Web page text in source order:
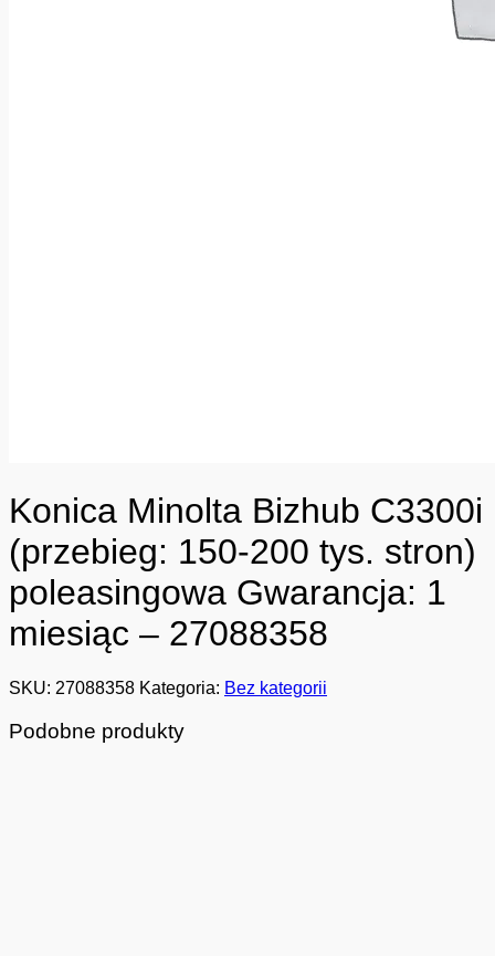
Konica Minolta Bizhub C3300i
(przebieg: 150-200 tys. stron)
poleasingowa Gwarancja: 1
miesiąc – 27088358
SKU: 27088358 Kategoria: Bez kategorii
Podobne produkty